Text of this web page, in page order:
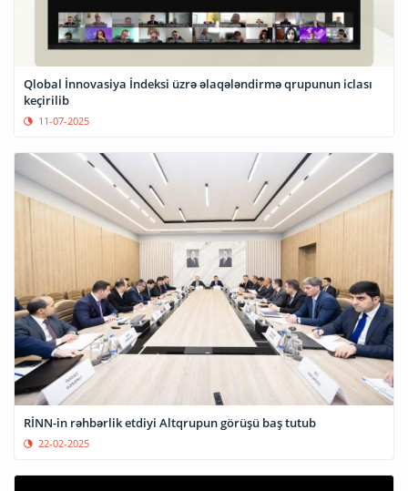
Qlobal İnnovasiya İndeksi üzrə əlaqələndirmə qrupunun iclası
keçirilib
11-07-2025
RİNN-in rəhbərlik etdiyi Altqrupun görüşü baş tutub
22-02-2025